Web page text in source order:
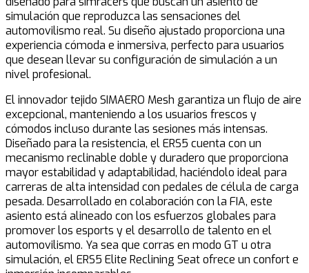
simulación que reproduzca las sensaciones del
automovilismo real. Su diseño ajustado proporciona una
experiencia cómoda e inmersiva, perfecto para usuarios
que desean llevar su configuración de simulación a un
nivel profesional.
El innovador tejido SIMAERO Mesh garantiza un flujo de aire
excepcional, manteniendo a los usuarios frescos y
cómodos incluso durante las sesiones más intensas.
Diseñado para la resistencia, el ERS5 cuenta con un
mecanismo reclinable doble y duradero que proporciona
mayor estabilidad y adaptabilidad, haciéndolo ideal para
carreras de alta intensidad con pedales de célula de carga
pesada. Desarrollado en colaboración con la FIA, este
asiento está alineado con los esfuerzos globales para
promover los esports y el desarrollo de talento en el
automovilismo. Ya sea que corras en modo GT u otra
simulación, el ERS5 Elite Reclining Seat ofrece un confort e